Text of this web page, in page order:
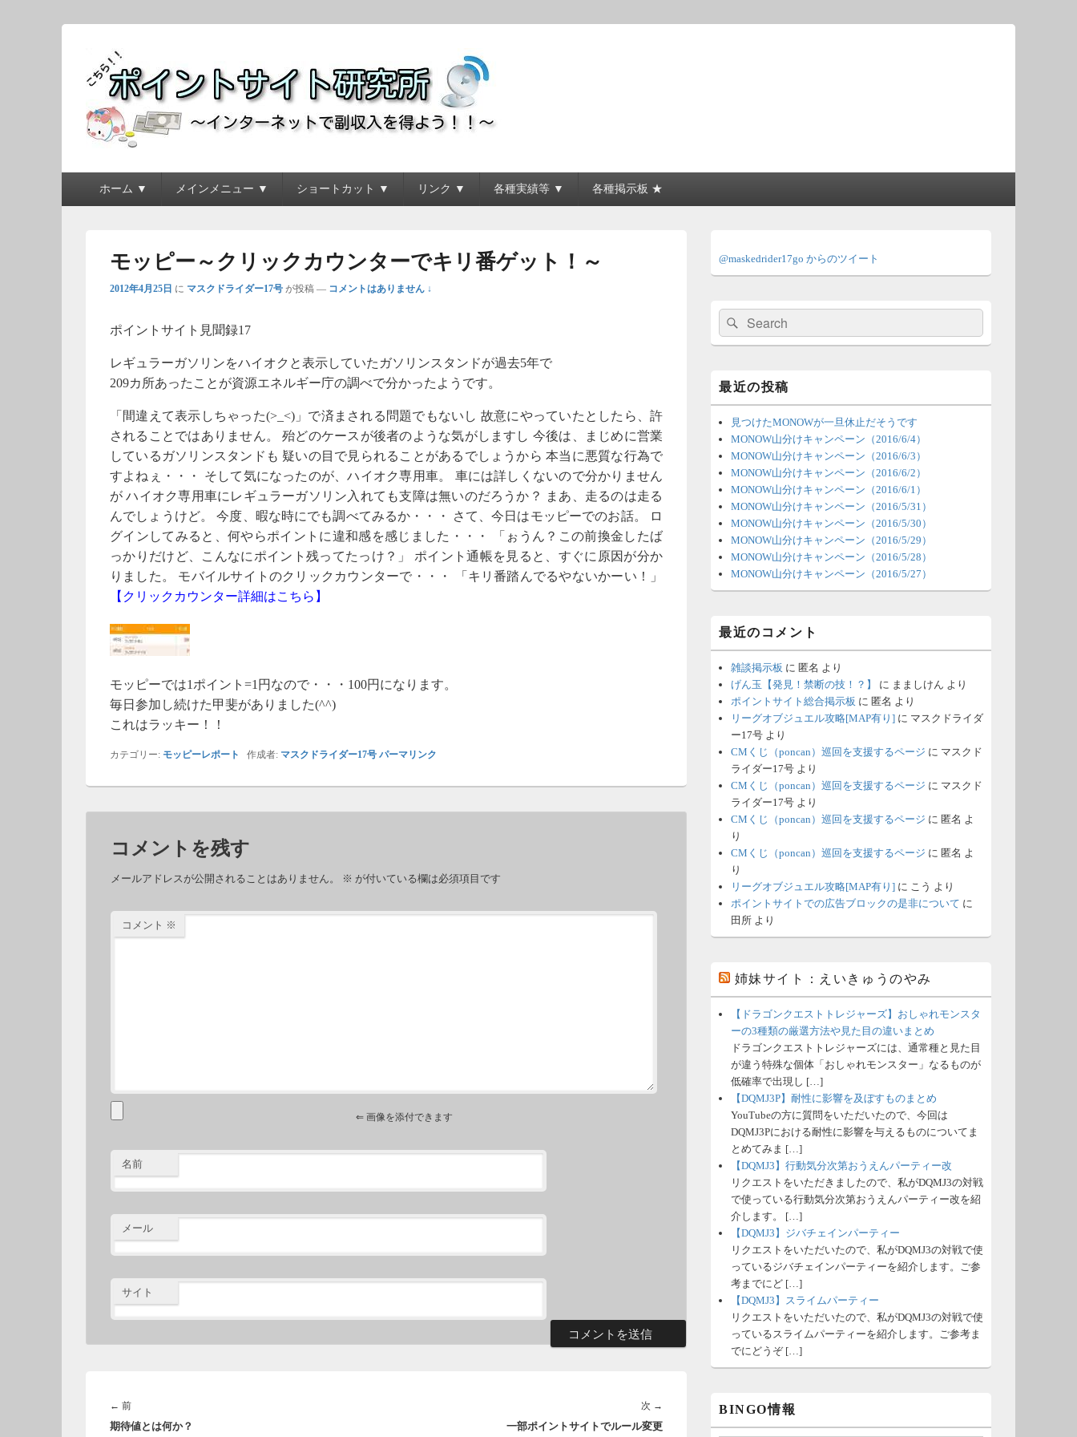
ポイントサイト研究所
ホーム ▼ メインメニュー ▼ ショートカット ▼ リンク ▼ 各種実績等 ▼ 各種掲示板 ★
モッピー～クリックカウンターでキリ番ゲット！～
2012年4月25日 に マスクドライダー17号 が投稿 — コメントはありません ↓
ポイントサイト見聞録17
レギュラーガソリンをハイオクと表示していたガソリンスタンドが過去5年で
209カ所あったことが資源エネルギー庁の調べで分かったようです。
「間違えて表示しちゃった(>_<)」で済まされる問題でもないし 故意にやっていたとしたら、許
されることではありません。 殆どのケースが後者のような気がしますし 今後は、まじめに営業
しているガソリンスタンドも 疑いの目で見られることがあるでしょうから 本当に悪質な行為で
すよねぇ・・・ そして気になったのが、ハイオク専用車。 車には詳しくないので分かりません
が ハイオク専用車にレギュラーガソリン入れても支障は無いのだろうか？ まあ、走るのは走る
んでしょうけど。 今度、暇な時にでも調べてみるか・・・ さて、今日はモッピーでのお話。 ロ
グインしてみると、何やらポイントに違和感を感じました・・・ 「ぉうん？この前換金したば
っかりだけど、こんなにポイント残ってたっけ？」 ポイント通帳を見ると、すぐに原因が分か
りました。 モバイルサイトのクリックカウンターで・・・ 「キリ番踏んでるやないかーい！」
【クリックカウンター詳細はこちら】
モッピーでは1ポイント=1円なので・・・100円になります。
毎日参加し続けた甲斐がありました(^^)
これはラッキー！！
カテゴリー: モッピーレポート 作成者: マスクドライダー17号 パーマリンク
コメントを残す
メールアドレスが公開されることはありません。 ※ が付いている欄は必須項目です
コメント ※
⇐ 画像を添付できます
名前
メール
サイト
稿
ナ
← 前前
の
期待値とは何か？
次 →
の
一部ポイントサイトでルール変更
ン
サ
ド
ー
ェ
ッ
ト
エ
リ
@maskedrider17go からのツイート
検
索:
検
索
最近の投稿
見つけたMONOWが一旦休止だそうです
MONOW山分けキャンペーン（2016/6/4）
MONOW山分けキャンペーン（2016/6/3）
MONOW山分けキャンペーン（2016/6/2）
MONOW山分けキャンペーン（2016/6/1）
MONOW山分けキャンペーン（2016/5/31）
MONOW山分けキャンペーン（2016/5/30）
MONOW山分けキャンペーン（2016/5/29）
MONOW山分けキャンペーン（2016/5/28）
MONOW山分けキャンペーン（2016/5/27）
最近のコメント
雑談掲示板 に 匿名 より
げん玉【発見！禁断の技！？】
に まましけん より
ポイントサイト総合掲示板 に 匿名 より
リーグオブジュエル攻略[MAP有り] に マスクドライダ
ー17号 より
CMくじ（poncan）巡回を支援するページ に マスクド
ライダー17号 より
CMくじ（poncan）巡回を支援するページ に マスクド
ライダー17号 より
CMくじ（poncan）巡回を支援するページ に 匿名 よ
り
CMくじ（poncan）巡回を支援するページ に 匿名 よ
り
リーグオブジュエル攻略[MAP有り] に こう より
ポイントサイトでの広告ブロックの是非について に
田所 より
姉妹サイト：えいきゅうのやみ
【ドラゴンクエストトレジャーズ】おしゃれモンスタ
ーの3種類の厳選方法や見た目の違いまとめ
ドラゴンクエストトレジャーズには、通常種と見た目
が違う特殊な個体「おしゃれモンスター」なるものが
低確率で出現し […]
【DQMJ3P】耐性に影響を及ぼすものまとめ
YouTubeの方に質問をいただいたので、今回は
DQMJ3Pにおける耐性に影響を与えるものについてま
とめてみま […]
【DQMJ3】行動気分次第おうえんパーティー改
リクエストをいただきましたので、私がDQMJ3の対戦
で使っている行動気分次第おうえんパーティー改を紹
介します。 […]
【DQMJ3】ジバチェインパーティー
リクエストをいただいたので、私がDQMJ3の対戦で使
っているジバチェインパーティーを紹介します。ご参
考までにど […]
【DQMJ3】スライムパーティー
リクエストをいただいたので、私がDQMJ3の対戦で使
っているスライムパーティーを紹介します。ご参考ま
でにどうぞ […]
BINGO情報